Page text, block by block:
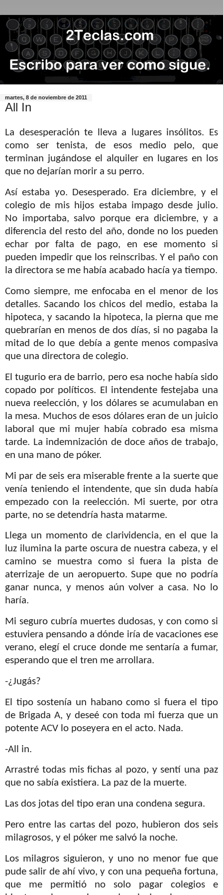
martes, 8 de noviembre de 2011
All In
La desesperación te lleva a lugares insólitos. Es
como ser tenista, de esos medio pelo, que
terminan jugándose el alquiler en lugares en los
que no dejarían morir a su perro.
Así estaba yo. Desesperado. Era diciembre, y el
colegio de mis hijos estaba impago desde julio.
No importaba, salvo porque era diciembre, y a
diferencia del resto del año, donde no los pueden
echar por falta de pago, en ese momento si
pueden impedir que los reinscribas. Y el paño con
la directora se me había acabado hacía ya tiempo.
Como siempre, me enfocaba en el menor de los
detalles. Sacando los chicos del medio, estaba la
hipoteca, y sacando la hipoteca, la pierna que me
quebrarían en menos de dos días, si no pagaba la
mitad de lo que debía a gente menos compasiva
que una directora de colegio.
El tugurio era de barrio, pero esa noche había sido
copado por políticos. El intendente festejaba una
nueva reelección, y los dólares se acumulaban en
la mesa. Muchos de esos dólares eran de un juicio
laboral que mi mujer había cobrado esa misma
tarde. La indemnización de doce años de trabajo,
en una mano de póker.
Mi par de seis era miserable frente a la suerte que
venía teniendo el intendente, que sin duda había
empezado con la reelección. Mi suerte, por otra
parte, no se detendría hasta matarme.
Llega un momento de clarividencia, en el que la
luz ilumina la parte oscura de nuestra cabeza, y el
camino se muestra como si fuera la pista de
aterrizaje de un aeropuerto. Supe que no podría
ganar nunca, y menos aún volver a casa. No lo
haría.
Mi seguro cubría muertes dudosas, y con como si
estuviera pensando a dónde iría de vacaciones ese
verano, elegí el cruce donde me sentaría a fumar,
esperando que el tren me arrollara.
-¿Jugás?
El tipo sostenía un habano como si fuera el tipo
de Brigada A, y deseé con toda mi fuerza que un
potente ACV lo poseyera en el acto. Nada.
-All in.
Arrastré todas mis fichas al pozo, y sentí una paz
que no sabía existiera. La paz de la muerte.
Las dos jotas del tipo eran una condena segura.
Pero entre las cartas del pozo, hubieron dos seis
milagrosos, y el póker me salvó la noche.
Los milagros siguieron, y uno no menor fue que
pude salir de ahí vivo, y con una pequeña fortuna,
que me permitió no solo pagar colegios e